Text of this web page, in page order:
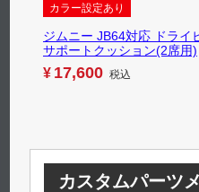
カラー設定あり
ジムニー JB64対応 ドライ
サポートクッション(2席用)
¥ 17,600 税込
カスタムパーツ